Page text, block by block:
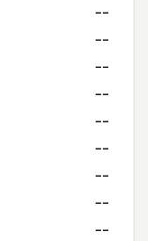
--
--
--
--
--
--
--
--
--